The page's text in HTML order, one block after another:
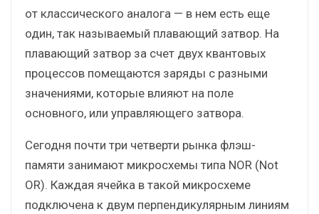
от классического аналога — в нем есть еще
один, так называемый плавающий затвор. На
плавающий затвор за счет двух квантовых
процессов помещаются заряды с разными
значениями, которые влияют на поле
основного, или управляющего затвора.
Сегодня почти три четверти рынка флэш-
памяти занимают микросхемы типа NOR (Not
OR). Каждая ячейка в такой микросхеме
подключена к двум перпендикулярным линиям